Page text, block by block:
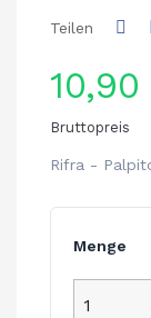
Teilen
Bruttopreis
Rifra -
Menge